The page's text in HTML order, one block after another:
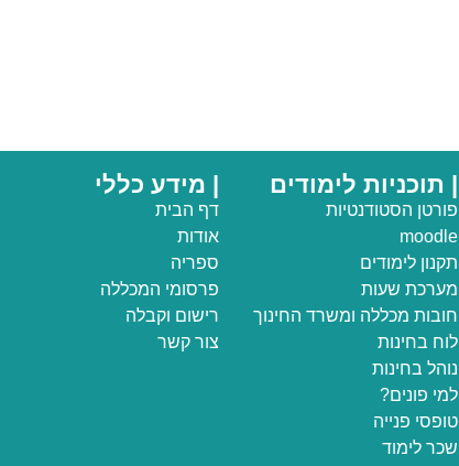
| תוכניות לימודים
פורטן הסטודנטיות
moodle
תקנון לימודים
מערכת שעות
חובות מכללה ומשרד החינוך
לוח בחינות
נוהל בחינות
למי פונים?
טופסי פנייה
שכר לימוד
| מידע כללי
דף הבית
אודות
ספריה
פרסומי המכללה
רישום וקבלה
צור קשר